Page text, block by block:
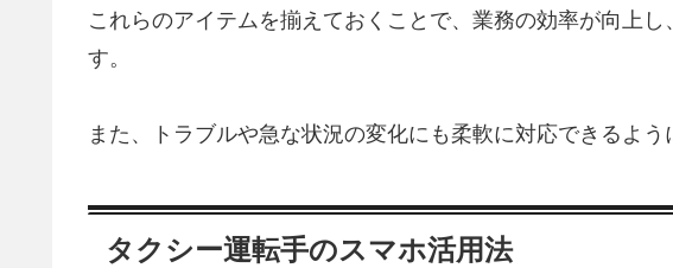
これらのアイテムを揃えておくことで、業務の効率が向上
す。
また、トラブルや急な状況の変化にも柔軟に対応できるよう
タクシー運転手のスマホ活用法